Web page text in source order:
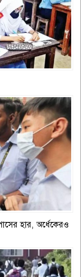
হার, অর্ধেকেরও